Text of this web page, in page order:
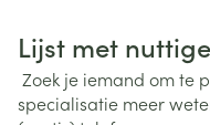
Lijst met
Zoek je iemand om te
specialisatie meer